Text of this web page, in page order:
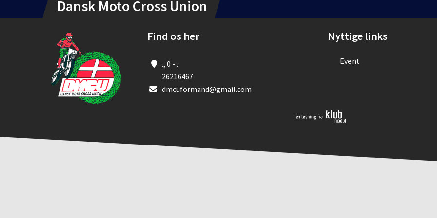
Dansk Moto Cross Union
Find os her
., 0 - .
26216467
dmcuformand@gmail.com
Nyttige links
Event